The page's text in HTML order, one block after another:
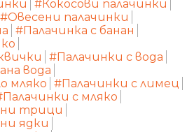
#Кокосови палачинки
#Овесени палачинки
#Палачинка с банан
#Палачинки с вода
вода
мляко #Палачинки с лимец
с мляко
трици
ядки